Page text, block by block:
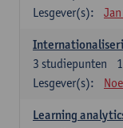
Lesgever(s):
3 studiepunten
Lesgever(s):
Learning